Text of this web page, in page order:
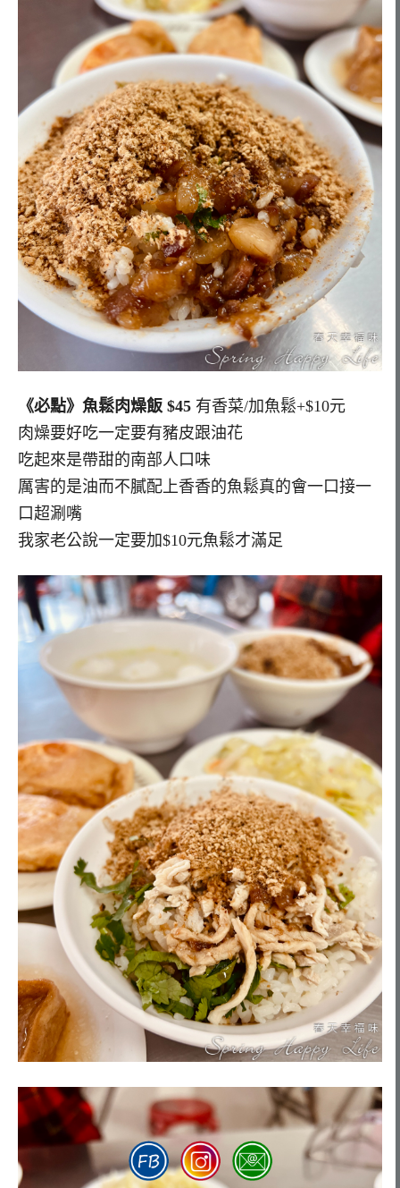
《必點》魚鬆肉燥飯 $45 有香菜/加魚鬆+$10元
肉燥要好吃一定要有豬皮跟油花
吃起來是帶甜的南部人口味
厲害的是油而不膩配上香香的魚鬆真的會一口接一
口超涮嘴
我家老公說一定要加$10元魚鬆才滿足